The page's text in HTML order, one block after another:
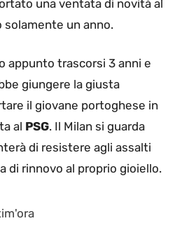
una ventata di novità al
solamente un anno.
appunto trascorsi 3 anni e
giungere la giusta
il giovane portoghese in
al PSG. Il Milan si guarda
di resistere agli assalti
di rinnovo al proprio gioiello.